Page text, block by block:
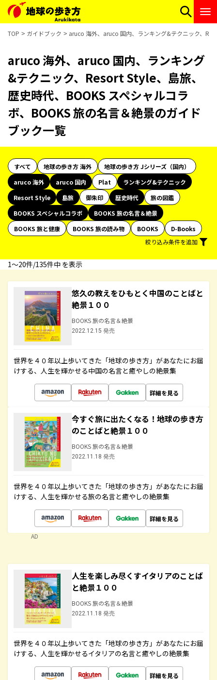
TOP ガイドブック aruco 海外、aruco 国内、ランキング&テクニック、
aruco 海外、aruco 国内、ランキング
&テクニック、Resort Style、島旅、
歴史時代、BOOKS スペシャルコラ
ボ、BOOKS 旅の名言＆絶景のガイド
ブック一覧
すべて 地球の歩き方 海外
地球の歩き方 Jシリーズ（国内）
aruco 海外
aruco 国内 Plat
ランキング&テクニック
Resort Style
島旅 御朱印 歴史時代
旅の図鑑
BOOKS スペシャルコラボ
BOOKS 旅の名言＆絶景
BOOKS 旅と健康
BOOKS 旅の読み物 BOOKS
D-Books
絞り込み条件を追加
1〜20件/135件中 を表示
悠久の教えをひもとく中国のことばと
絶景１００
BOOKS 旅の名言＆絶景
2022.12.15 発売
世界を４０年以上歩いてきた「地球の歩き方」があなたにお届
けする、人生を輝かせる中国の名言と癒やしの絶景集
詳細を見る
今すぐ旅に出たくなる！地球の歩き方
のことばと絶景１００
BOOKS 旅の名言＆絶景
2022.11.18 発売
世界を４０年以上歩いてきた「地球の歩き方」があなたにお届
けする、人生を輝かせる旅の名言と癒やしの絶景集
詳細を見る
AD
人生を楽しみ尽くすイタリアのことば
と絶景１００
BOOKS 旅の名言＆絶景
2022.11.18 発売
世界を４０年以上歩いてきた「地球の歩き方」があなたにお届
けする、人生を輝かせるイタリアの名言と癒やしの絶景集
詳細を見る